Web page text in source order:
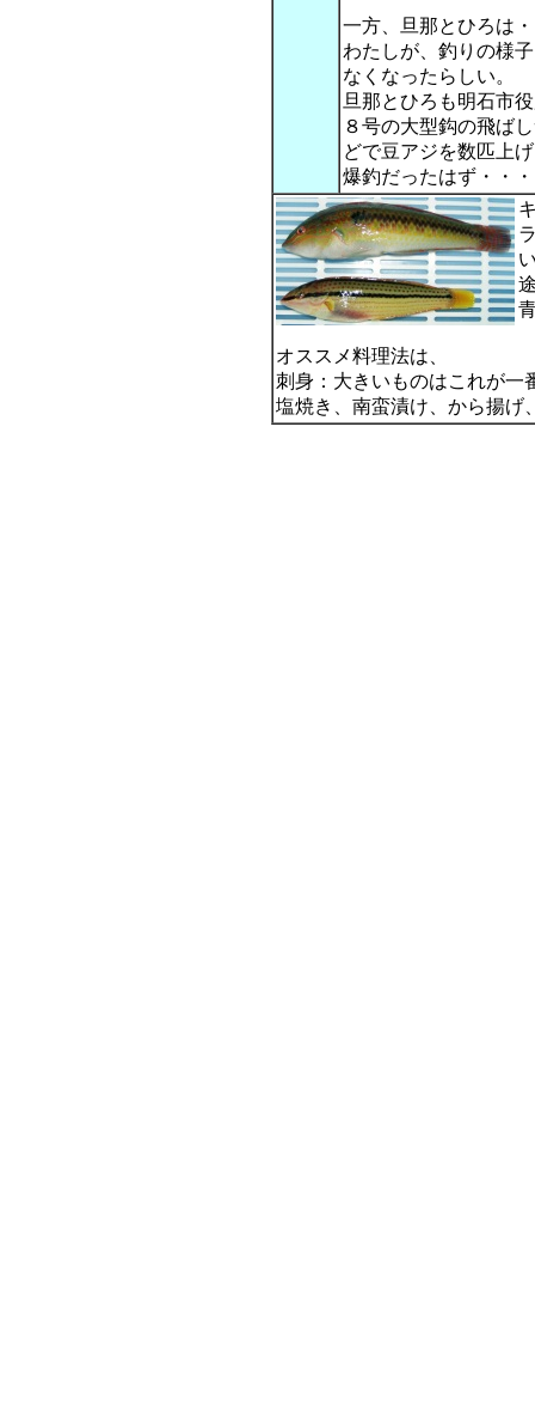
一方、旦那とひろは
わたしが、釣りの様
なくなったらしい。
旦那とひろも明石市
８号の大型鈎の飛ば
どで豆アジを数匹上
爆釣だったはず・・
オススメ料理法は、
刺身：大きいものはこれが一
塩焼き、南蛮漬け、から揚げ